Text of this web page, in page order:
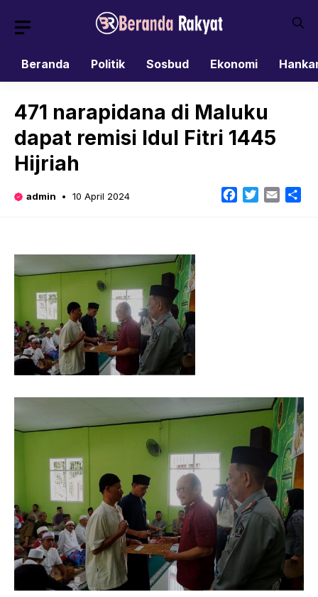
Beranda
Politik Sosbud Ekonomi
471 narapidana di Maluku
dapat remisi Idul Fitri 1445
Hijriah
admin 10 April 2024 Facebook
TwitterEmail